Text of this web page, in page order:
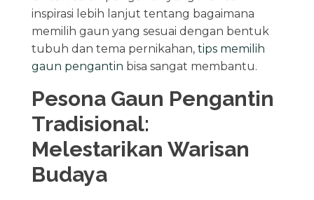
inspirasi lebih lanjut tentang bagaimana
memilih gaun yang sesuai dengan bentuk
tubuh dan tema pernikahan, tips memilih
gaun pengantin bisa sangat membantu.
Pesona Gaun Pengantin
Tradisional:
Melestarikan Warisan
Budaya